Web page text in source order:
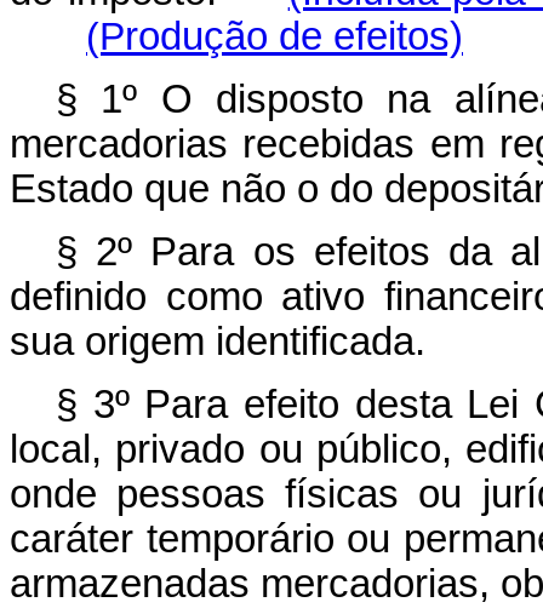
(Produção de efeitos)
§ 1º O disposto na
mercadorias recebidas em
Estado que não o do
§ 2º Para os efeitos da
definido como ativo
sua origem identificada.
§ 3º Para efeito desta Lei
local, privado ou público,
onde pessoas físicas ou
caráter temporário ou
armazenadas mercadorias,